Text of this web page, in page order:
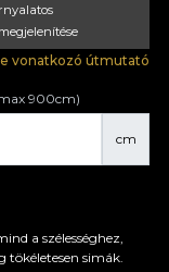
vonatkozó útmutató
cm
900cm)
a szélességhez,
simák.